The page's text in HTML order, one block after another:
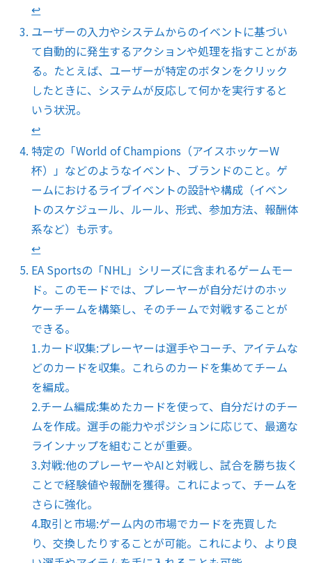
↩︎
ユーザーの入力やシステムからのイベントに基づい
て自動的に発生するアクションや処理を指すことがあ
る。たとえば、ユーザーが特定のボタンをクリック
したときに、システムが反応して何かを実行すると
いう状況。
↩︎
特定の「World of Champions（アイスホッケーW
杯）」などのようなイベント、ブランドのこと。ゲ
ームにおけるライブイベントの設計や構成（イベン
トのスケジュール、ルール、形式、参加方法、報酬体
系など）も示す。
↩︎
EA Sportsの「NHL」シリーズに含まれるゲームモー
ド。このモードでは、プレーヤーが自分だけのホッ
ケーチームを構築し、そのチームで対戦することが
できる。
1.カード収集:プレーヤーは選手やコーチ、アイテムな
どのカードを収集。これらのカードを集めてチーム
を編成。
2.チーム編成:集めたカードを使って、自分だけのチー
ムを作成。選手の能力やポジションに応じて、最適な
ラインナップを組むことが重要。
3.対戦:他のプレーヤーやAIと対戦し、試合を勝ち抜く
ことで経験値や報酬を獲得。これによって、チームを
さらに強化。
4.取引と市場:ゲーム内の市場でカードを売買した
り、交換したりすることが可能。これにより、より良